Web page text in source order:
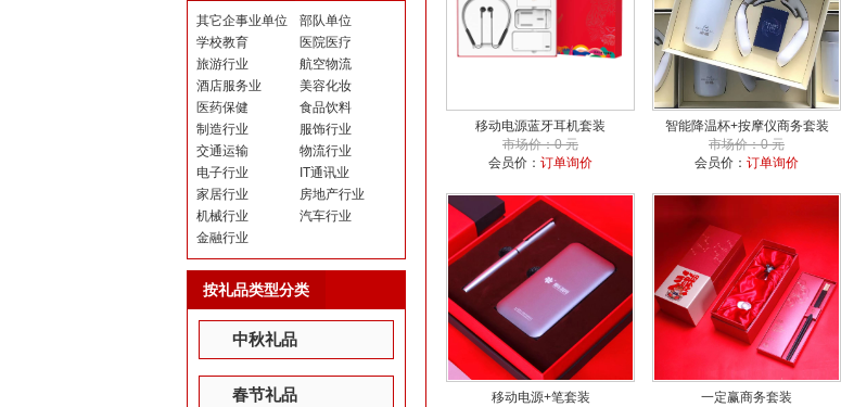
其它企事业单位
部队单位
学校教育
医院医疗
旅游行业
航空物流
酒店服务业
美容化妆
医药保健
食品饮料
制造行业
服饰行业
交通运输
物流行业
电子行业
IT通讯业
家居行业
房地产行业
机械行业
汽车行业
金融行业
按礼品类型分类
中秋礼品
春节礼品
移动电源蓝牙耳机套装
市场价：0 元
会员价： 订单询价
智能降温杯+按摩仪商务套装
市场价：0 元
会员价： 订单询价
移动电源+笔套装
一定赢商务套装